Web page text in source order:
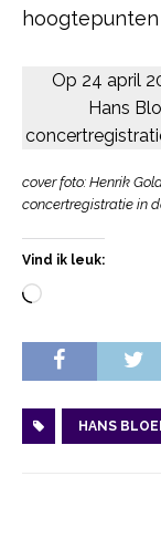
hoogtepunten
Op 24 april
Hans
cover foto: Henrik
concertregistratie in
Vind ik leuk:
HANS